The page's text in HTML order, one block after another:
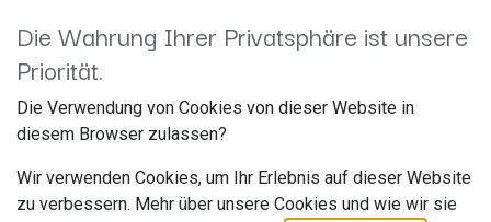
Pioneer TS-G130C Kompo-
Lautsprecher 13cm ( 250 W
max.)
Die Wahrung Ihrer Privatsphäre ist unsere
Priorität.
Die Verwendung von Cookies von dieser Website in
diesem Browser zulassen?
Wir verwenden Cookies, um Ihr Erlebnis auf dieser Website
zu verbessern. Mehr über unsere Cookies und wie wir sie